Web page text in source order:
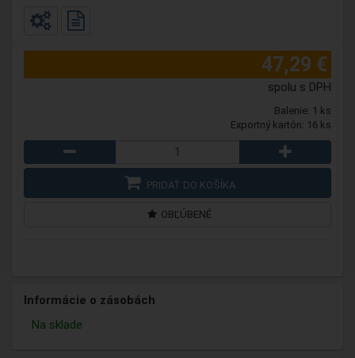
47,29 €
spolu s DPH
Balenie: 1 ks
Exportný kartón: 16 ks
PRIDAŤ DO KOŠÍKA
OBĽÚBENÉ
Informácie o zásobách
Na sklade